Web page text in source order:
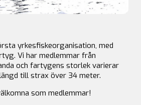
yrkesfiskeorganisation, med
Vi har medlemmar från
och fartygens storlek varierar
till strax över 34 meter.
som medlemmar!